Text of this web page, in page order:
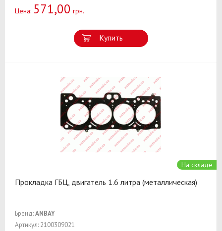
Цена: 571,00 грн.
Купить
На складе
Прокладка ГБЦ, двигатель 1.6 литра (металлическая)
Бренд:ANBAY
Артикул: 2100309021